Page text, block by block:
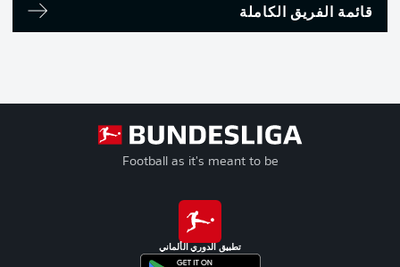
قائمة الفريق الكاملة
Football as it's meant to be
تطبيق الدوري الألماني